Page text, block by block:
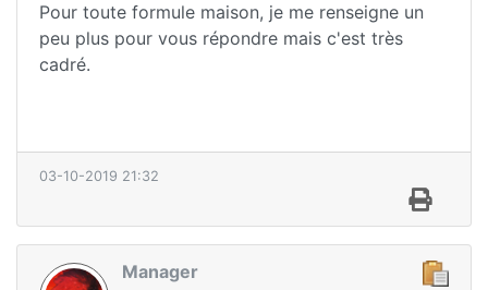
Pour toute formule maison, je me renseigne un
peu plus pour vous répondre mais c'est très
cadré.
03-10-2019 21:32
Manager